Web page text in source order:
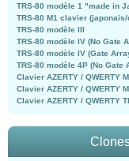
TRS-80 modèle 1 "made in
TRS-80 M1 clavier
TRS-80 modèle III
TRS-80 modèle IV (No Gate
TRS-80 modèle IV (Gate
TRS-80 modèle 4P (No Gate
Clavier AZERTY / QWERTY
Clavier AZERTY / QWERTY
Clavier AZERTY / QWERTY